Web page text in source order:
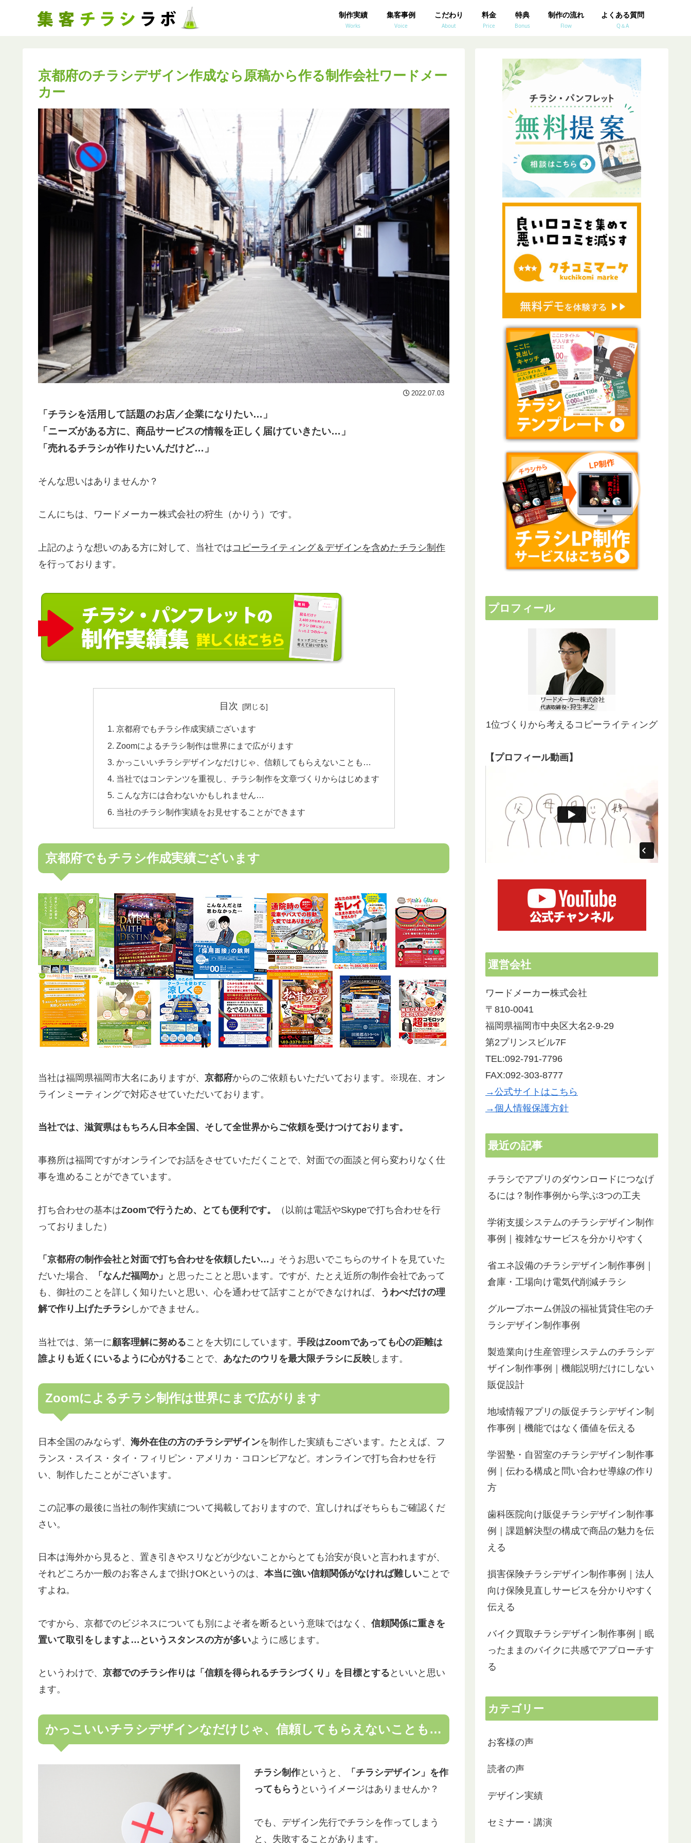
制作実績
Works
集客事例
Voice
こだわり
About
料金
Price
特典
Bonus
制作の流れ
Flow
よくある質問
Q＆A
京都府のチラシデザイン作成なら原稿から作る制作会社ワードメー
カー
2022.07.03
「チラシを活用して話題のお店／企業になり たい… 」
「ニーズがある方に、商品サービスの情報を正しく届けていきたい… 」
「売れるチラシが作りたいんだけど…」
そんな思いはありませんか？
こんにちは、ワードメーカー株式会社の狩生（かりう）です。
上記のような想いのある方に対して、当社ではコピーライティング＆デザインを含めたチラシ制作
を行っております。
目次
京都府でもチラシ作成実績ございます
Zoomによるチラシ制作は世界にまで広がります
かっこいいチラシデザインなだけじゃ、信頼してもらえないことも…
当社ではコンテンツを重視し、チラシ制作を文章づくりからはじめます
こんな方には合わないかもしれません…
当社のチラシ制作実績をお見せすることができます
京都府でもチラシ作成実績ございます
当社は福岡県福岡市大名にありますが、 京都府からのご依頼もいただいております。※現在、オン
ラインミーティングで対応させていただいております。
当社では、滋賀県はもちろん日本全国、そして全世界からご依頼を受けつけております。
事務所は福岡ですがオンラインでお話をさせていただくことで、対面での面談と何ら変わりなく仕
事を進めることができています。
打ち合わせの基本はZoomで行うため、とても便利です。
（以前は電話やSkypeで打ち合わせを行
っておりました）
「京都府の制作会社と対面で打ち合わせを依頼したい…」 そうお思いでこちらのサイトを見ていた
だいた場合、
「なんだ福岡か」
と思ったことと思います。ですが、たとえ近所の制作会社であって
も、御社のことを詳しく知りたいと思い、心を通わせて話すことができなければ、
うわべだけの理
解で作り上げたチラシ しかできません。
当社では、第一に顧客理解に努めることを大切にしています。 手段はZoomであっても心の距離は
誰よりも近くにいるように心がけることで、 あなたのウリを最大限チラシに反映 します。
Zoomによるチラシ制作は世界にまで広がります
日本全国のみならず、 海外在住の方のチラシデザインを制作した実績もございます。たとえば、フ
ランス・スイス・タイ・フィリピン・アメリカ・コロンビアなど。オンラインで打ち合わせを行
い、制作したことがございます。
この記事の最後に当社の制作実績について掲載しておりますので、宜しければそちらもご確認くだ
さい。
日本は海外から見ると、置き引きやスリなどが少ないことからとても治安が良いと言われますが、
それどころか一般のお客さんまで掛けOKというのは、 本当に強い信頼関係がなければ難しいことで
すよね。
ですから、京都でのビジネスについても別によそ者を断るという意味ではなく、 信頼関係に重きを
置いて取引をしますよ…というスタンスの方が多いように感じます。
というわけで、 京都でのチラシ作りは「信頼を得られるチラシづくり」を目標とする といいと思い
ます。
かっこいいチラシデザインなだけじゃ、信頼してもらえないことも…
チラシ制作というと、
「チラシデザイン」を作
ってもらう というイメージはありませんか？
でも、デザイン先行でチラシを作ってしまう
と、失敗することがあります。
プロフィール
1位づくりから考えるコピーライティング
【プロフィール動画】
運営会社
ワードメーカー株式会社
〒810-0041
福岡県福岡市中央区大名2-9-29
第2プリンスビル7F
TEL:092-791-7796
FAX:092-303-8777
→公式サイトはこちら
→個人情報保護方針
最近の記事
チラシでアプリのダウンロードにつなげ
るには？制作事例から学ぶ3つの工夫
学術支援システムのチラシデザイン制作
事例｜複雑なサービスを分かりやすく
省エネ設備のチラシデザイン制作事例｜
倉庫・工場向け電気代削減チラシ
グループホーム併設の福祉賃貸住宅のチ
ラシデザイン制作事例
製造業向け生産管理システムのチラシデ
ザイン制作事例｜機能説明だけにしない
販促設計
地域情報アプリの販促チラシデザイン制
作事例｜機能ではなく価値を伝える
学習塾・自習室のチラシデザイン制作事
例｜伝わる構成と問い合わせ導線の作り
方
歯科医院向け販促チラシデザイン制作事
例｜課題解決型の構成で商品の魅力を伝
える
損害保険チラシデザイン制作事例｜法人
向け保険見直しサービスを分かりやすく
伝える
バイク買取チラシデザイン制作事例｜眠
ったままのバイクに共感でアプローチす
る
カテゴリー
お客様の声
読者の声
デザイン実績
セミナー・講演